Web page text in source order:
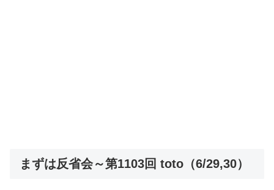
まずは反省会～第1103回 toto（6/29,30）